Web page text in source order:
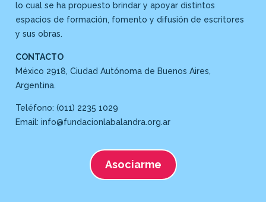
lo cual se ha propuesto brindar y apoyar distintos
espacios de formación, fomento y difusión de escritores
y sus obras.
CONTACTO
México 2918, Ciudad Autónoma de Buenos Aires,
Argentina.
Teléfono: (011) 2235 1029
Email: info@fundacionlabalandra.org.ar
Asociarme